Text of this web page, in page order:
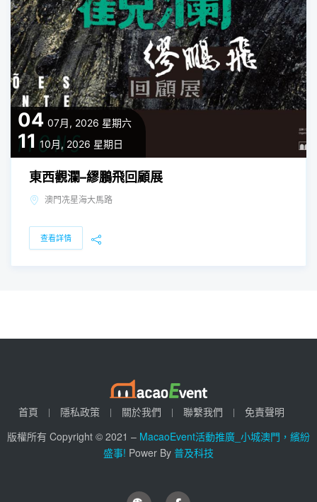
04 07月, 2026 星期六
11 10月, 2026 星期日
東西觀瀾–繆鵬飛回顧展
澳門冼星海大馬路
查看詳情
首頁 隱私政策 關於我們 聯繫我們
免責聲明
版權所有 Copyright © 2021 – MacaoEvent活動推廣_小城澳門，繽紛
盛事! Power By 普及科技